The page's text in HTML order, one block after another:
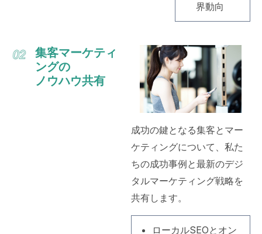
界動向
集客マーケティ
ングの
ノウハウ共有
成功の鍵となる集客とマー
ケティングについて、私た
ちの成功事例と最新のデジ
タルマーケティング戦略を
共有します。
ローカルSEOとオン